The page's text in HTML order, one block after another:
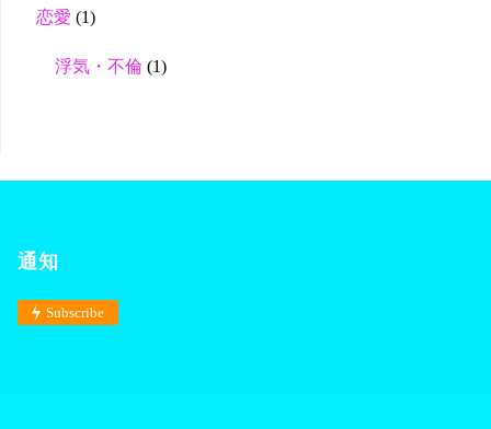
恋愛 (1)
浮気・不倫 (1)
通知
Subscribe